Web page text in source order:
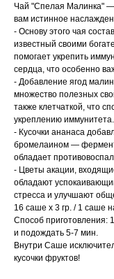
Чай "Спелая Малинка"
вам истинное
- Основу этого чая
известный своими
помогает укрепить
сердца, что особенно
- Добавление ягод
множество полезных
также клетчаткой, что
укреплению иммунитета.
- Кусочки ананаса
бромелаином —
обладает
- Цветы акации,
обладают
стресса и улучшают
16 саше х 3 гр. / 1 саше
Способ приготовления:
и подождать 5-7 мин.
Внутри Саше
кусочки фруктов!